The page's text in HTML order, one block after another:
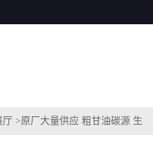
厅 >原厂大量供应 粗甘油碳源 生